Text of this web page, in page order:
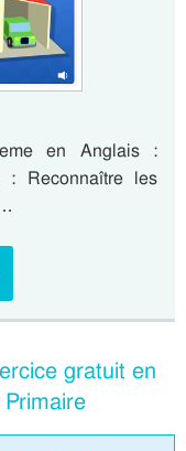
en Anglais :
: Reconnaître les
gratuit en